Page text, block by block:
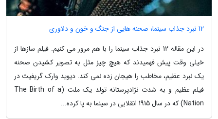
12 نبرد جذاب سینما؛ صحنه هایی از جنگ و خون و دلاوری
در این مقاله 12 نبرد جذاب سینما را با هم مرور می کنیم. فیلم سازها از
خیلی وقت پیش فهمیدند که هیچ چیز مثل به تصویر کشیدن صحنه
یک نبرد عظیم، مخاطب را هیجان زده نمی کند. دیوید وارک گریفیث در
فیلم عظیم و به شدت نژادپرستانه تولد یک ملت (The Birth of a
Nation) که در سال 1915 انقلابی در سینما به پا کرده...